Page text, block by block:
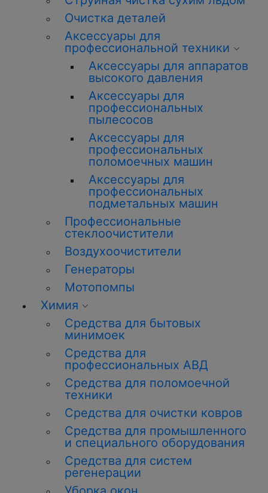
Очистка деталей
Аксессуары для
профессиональной техники
Аксессуары для аппаратов
высокого давления
Аксессуары для
профессиональных
пылесосов
Аксессуары для
профессиональных
поломоечных машин
Аксессуары для
профессиональных
подметальных машин
Профессиональные
стеклоочистители
Воздухоочистители
Генераторы
Мотопомпы
Химия
Средства для бытовых
минимоек
Средства для
профессиональных АВД
Средства для поломоечной
техники
Средства для очистки ковров
Средства для промышленного
и специального оборудования
Средства для систем
регенерации